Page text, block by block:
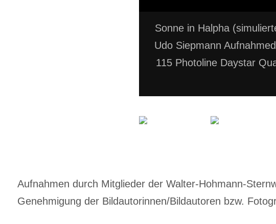
Sonne in Halpha
Udo Siepmann
115 Photoline Daystar
Aufnahmen durch Mitglieder der Walter-Hohmann-
Genehmigung der Bildautorinnen/Bildautoren bzw.